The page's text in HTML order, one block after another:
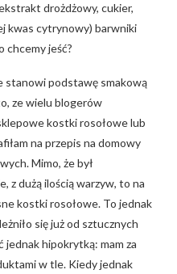
drożdżowy, cukier,
kwas cytrynowy) barwniki
chcemy jeść?
stanowi podstawę smakową
ze wielu blogerów
kostki rosołowe lub
na przepis na domowy
Mimo, że był
z dużą ilością warzyw, to na
kostki rosołowe. To jednak
się już od sztucznych
jednak hipokrytką: mam za
w tle. Kiedy jednak